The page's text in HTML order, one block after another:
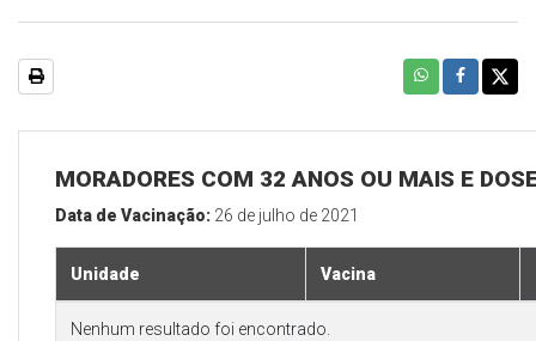
MORADORES COM 32 ANOS OU MAIS E
Data de Vacinação: 26 de julho de 2021
Unidade Vacina
Nenhum resultado foi encontrado.